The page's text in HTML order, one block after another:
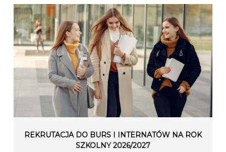
REKRUTACJA DO BURS I INTERNATÓW NA ROK
SZKOLNY 2026/2027